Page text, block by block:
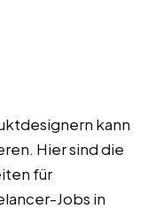
kann
Hier sind die
für
Jobs in